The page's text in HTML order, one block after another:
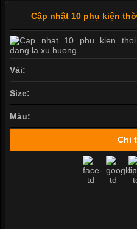
Cập nhật 10 phụ kiện
Vải:
Size:
Màu:
Chi